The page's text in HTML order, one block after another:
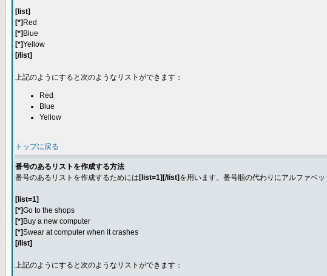
[list]
[*] Red
[*] Blue
[*]Yellow
[/list]
上記のようにすると次のようなリストができます：
Red
Blue
Yellow
トップに戻る
番号のあるリストを作成する方法
番号のあるリストを作成するためには [list=1][/list] を用います。番号順の代わりにアルファベ
[list=1]
[*]Go to the shops
[*] Buy a new computer
[*]Swear at computer when it crashes
[/list]
上記のようにすると次のようなリストができます：